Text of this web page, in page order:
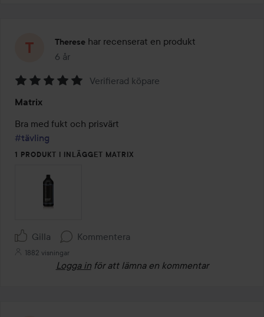
Therese har recenserat en produkt
6 år
Inlägget skapades 6 år
5
av
5
Verifierad köpare
Matrix
#tävling
1 PRODUKT I INLÄGGET MATRIX
Gilla Kommentera
1882 visningar
Logga in för att lämna en kommentar